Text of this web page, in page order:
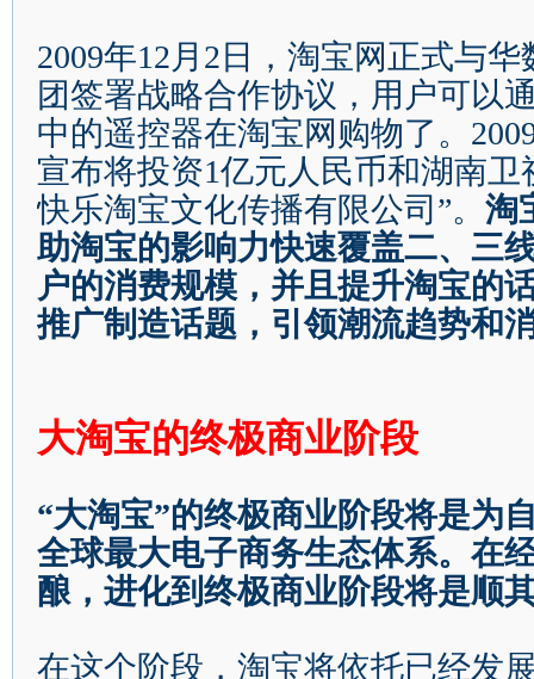
2009年12月 2 日
，淘宝网正式与
团签署战略合作协议，用户可以
中的遥控器在淘宝网购物了。
宣布将投资1亿元人民币和湖南卫
快乐淘宝文化传播有限公司 ”。 淘
助淘宝的影响力快速覆盖二、三
户的消费规模，并且提升淘宝的
推广制造话题，引领潮流趋势和
大淘宝的终极商业阶段
“大淘宝”的终极商业阶段将是为
全球最大电子商务生态体系。在
酿，进化到终极商业阶段将是顺
在这个阶段，淘宝将依托已经发